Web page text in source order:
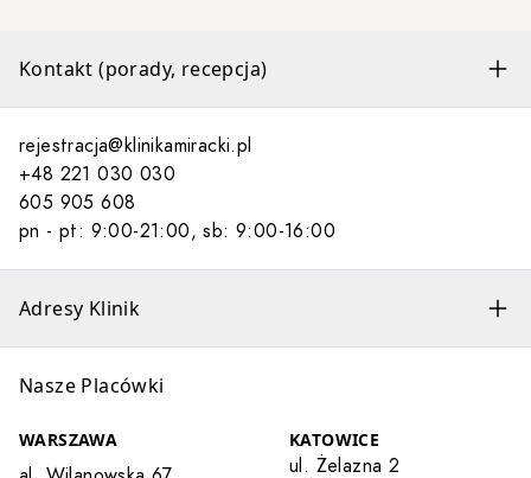
Kontakt (porady, recepcja)
rejestracja@klinikamiracki.pl
+48 221 030 030
605 905 608
pn - pt: 9:00-21:00, sb: 9:00-16:00
Adresy Klinik
Nasze Placówki
WARSZAWA KATOWICE
ul. Żelazna 2